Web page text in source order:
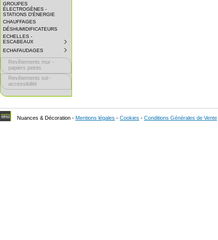
GROUPES
ÉLECTROGÈNES -
STATIONS D'ÉNERGIE
CHAUFFAGES
DÉSHUMIDIFICATEURS
ECHELLES -
ESCABEAUX
COLLAPSED.
CLICK
TO
EXPAND
ECHAFAUDAGES
COLLAPSED.
CLICK
EXPAND
SUBMENU.
Revêtements mur -
papiers peints
Revêtements sol -
accessibilité
Nuances & Décoration - Mentions légales - Cookies - Conditions Générales de Vente